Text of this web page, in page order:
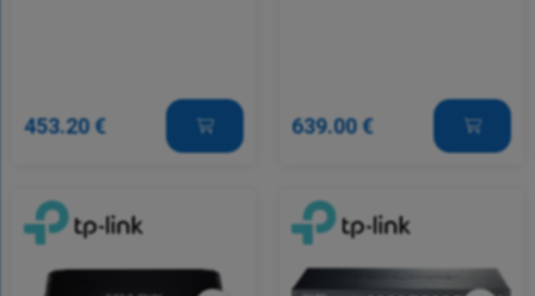
453.20 € 639.00 €